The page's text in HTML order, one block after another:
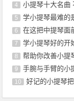
4 小提琴十大名曲
5 学小提琴最难的
6 在这把中提琴面
7 学小提琴好的开
8 帮助你改善小提
9 手腕与手臂的小
10 好记的小提琴